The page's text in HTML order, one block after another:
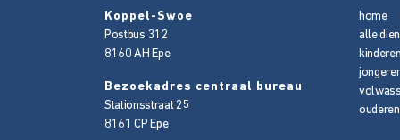
Koppel-Swoe
Postbus 312
8160 AH Epe
Bezoekadres centraal bureau
Stationsstraat 25
8161 CP Epe
home
alle
ouderen